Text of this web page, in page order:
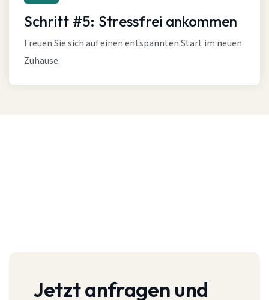
Schritt #5: Stressfrei ankommen
Freuen Sie sich auf einen entspannten Start im neuen
Zuhause.
Jetzt anfragen und